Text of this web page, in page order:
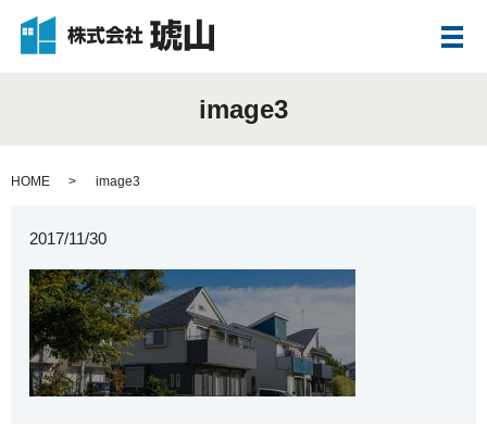
メ
image3
HOME image3
2017/11/30